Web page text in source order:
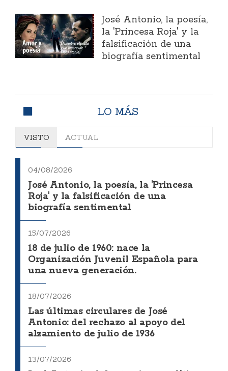
José Antonio, la poesía,
la 'Princesa Roja' y la
falsificación de una
biografía sentimental
LO MÁS
VISTO ACTUAL
04/08/2026
José Antonio, la poesía, la 'Princesa
Roja' y la falsificación de una
biografía sentimental
15/07/2026
18 de julio de 1960: nace la
Organización Juvenil Española para
una nueva generación.
18/07/2026
Las últimas circulares de José
Antonio: del rechazo al apoyo del
alzamiento de julio de 1936
13/07/2026